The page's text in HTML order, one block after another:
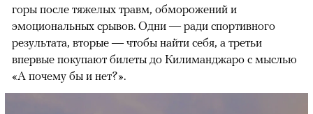
горы после тяжелых травм, обморожений и
эмоциональных срывов. Одни — ради спортивного
результата, вторые — чтобы найти себя, а третьи
впервые покупают билеты до Килиманджаро с мыслью
«А почему бы и нет?».